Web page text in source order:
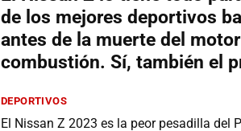
de los mejores deportivos
antes de la muerte del
combustión. Sí, también el
DEPORTIVOS
El Nissan Z 2023 es la peor pesadilla del